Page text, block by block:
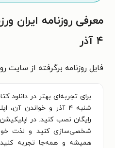
۴ آذر
فایل روزنامه برگرفته از سایت
شنبه ۴ آذر و خواندن
رایگان نصب کنید. در
شخصی‌سازی کنید و لذت
همیشه و همه‌جا تجربه